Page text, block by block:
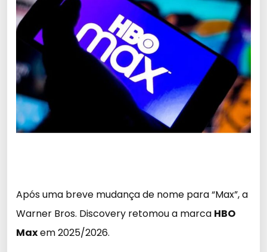
Após uma breve mudança de nome para “Max”, a
Warner Bros. Discovery retomou a marca HBO
Maxem 2025/2026.